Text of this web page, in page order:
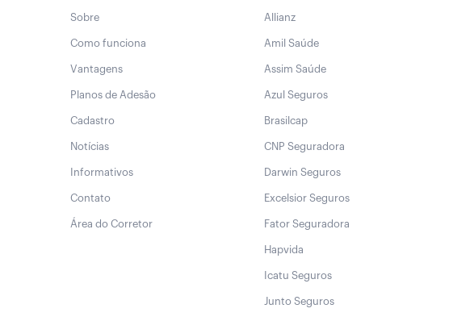
Sobre
Como funciona
Vantagens
Planos de Adesão
Cadastro
Notícias
Informativos
Contato
Área do Corretor
Allianz
Amil Saúde
Assim Saúde
Azul Seguros
Brasilcap
CNP Seguradora
Darwin Seguros
Excelsior Seguros
Fator Seguradora
Hapvida
Icatu Seguros
Junto Seguros